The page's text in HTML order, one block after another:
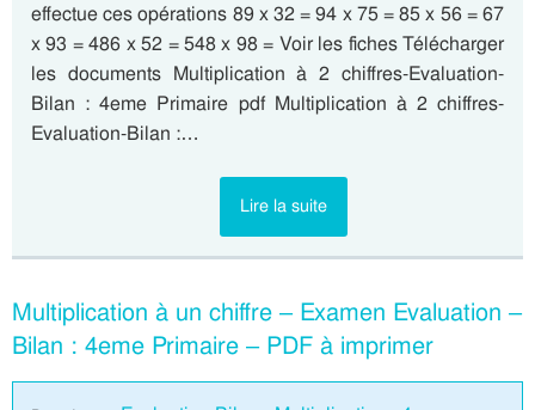
effectue ces opérations 89 x 32 = 94 x 75 = 85 x 56 = 67
x 93 = 486 x 52 = 548 x 98 = Voir les fiches Télécharger
les documents Multiplication à 2 chiffres-Evaluation-
Bilan : 4eme Primaire pdf Multiplication à 2 chiffres-
Evaluation-Bilan :…
Lire la suite
Multiplication à un chiffre – Examen Evaluation –
Bilan : 4eme Primaire – PDF à imprimer